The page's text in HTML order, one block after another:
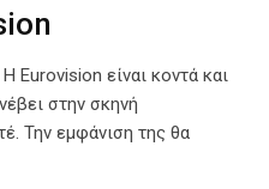
Eurovision είναι κοντά και
στην σκηνή
Την εμφάνιση της θα